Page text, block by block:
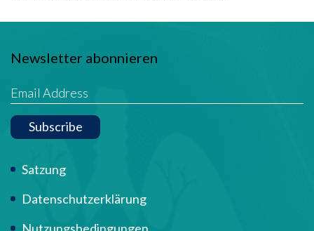
Newsletter abonnieren
Subscribe
Term Of Use
Satzung
Datenschutzerklärung